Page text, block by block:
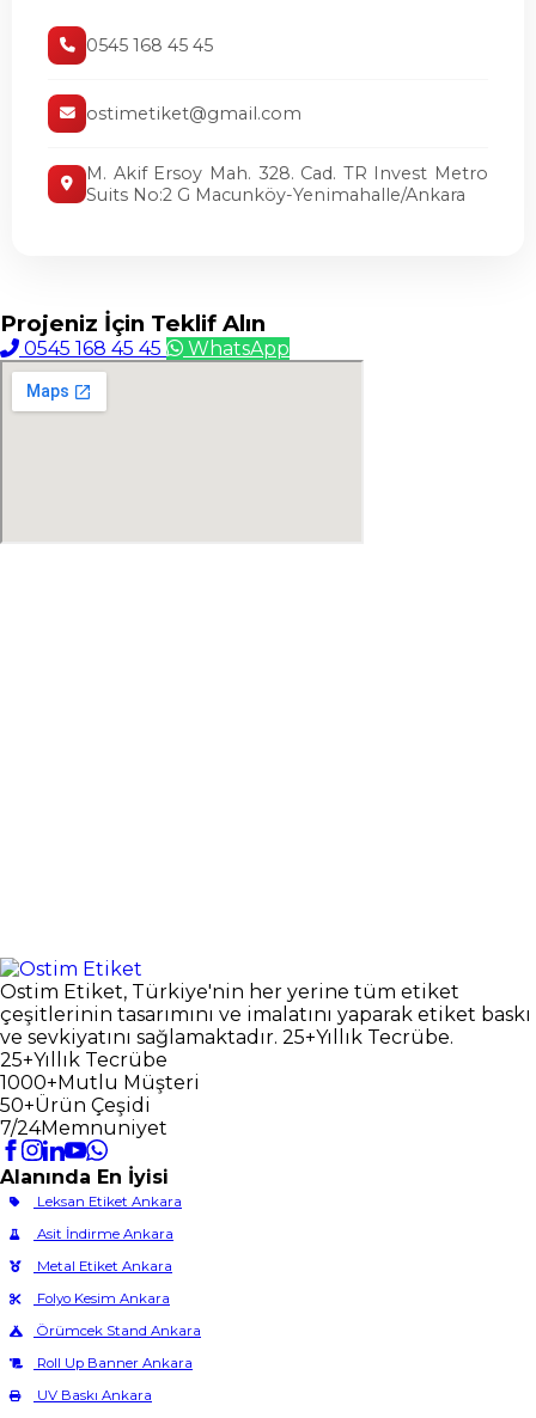
0545 168 45 45
ostimetiket@gmail.com
M. Akif Ersoy Mah. 328. Cad. TR Invest Metro
Suits No:2 G Macunköy-Yenimahalle/Ankara
Projeniz İçin Teklif Alın
0545 168 45 45 WhatsApp
Ostim Etiket, Türkiye'nin her yerine tüm etiket
çeşitlerinin tasarımını ve imalatını yaparak etiket baskı
ve sevkiyatını sağlamaktadır. 25+Yıllık Tecrübe.
25+Yıllık Tecrübe
1000+Mutlu Müşteri
50+Ürün Çeşidi
7/24Memnuniyet
Alanında En İyisi
Leksan Etiket Ankara
Asit İndirme Ankara
Metal Etiket Ankara
Folyo Kesim Ankara
Örümcek Stand Ankara
Roll Up Banner Ankara
UV Baskı Ankara